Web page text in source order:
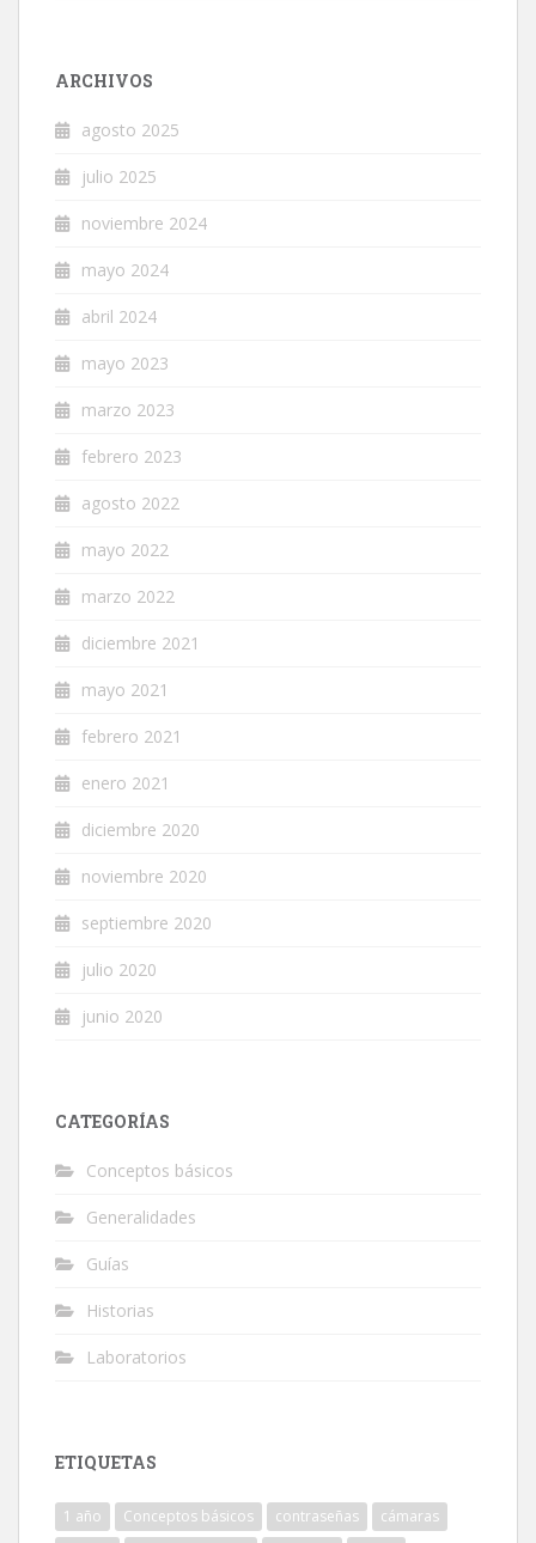
ARCHIVOS
agosto 2025
julio 2025
noviembre 2024
mayo 2024
abril 2024
mayo 2023
marzo 2023
febrero 2023
agosto 2022
mayo 2022
marzo 2022
diciembre 2021
mayo 2021
febrero 2021
enero 2021
diciembre 2020
noviembre 2020
septiembre 2020
julio 2020
junio 2020
CATEGORÍAS
Conceptos básicos
Generalidades
Guías
Historias
Laboratorios
ETIQUETAS
1 año Conceptos básicos contraseñas
cámaras